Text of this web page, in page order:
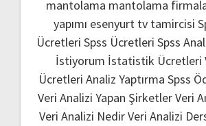
mantolama mantolama
yapımı esenyurt tv tamircisi
Ücretleri Spss Ücretleri Spss
İstiyorum İstatistik Ücretleri
Ücretleri Analiz Yaptırma Spss
Veri Analizi Yapan ŞirketlerVeri
Veri Analizi NedirVeri Analizi